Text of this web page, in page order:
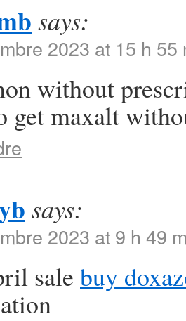
says:
2023 at 15 h 55
without
get maxalt
says:
2023 at 9 h 49
sale buy